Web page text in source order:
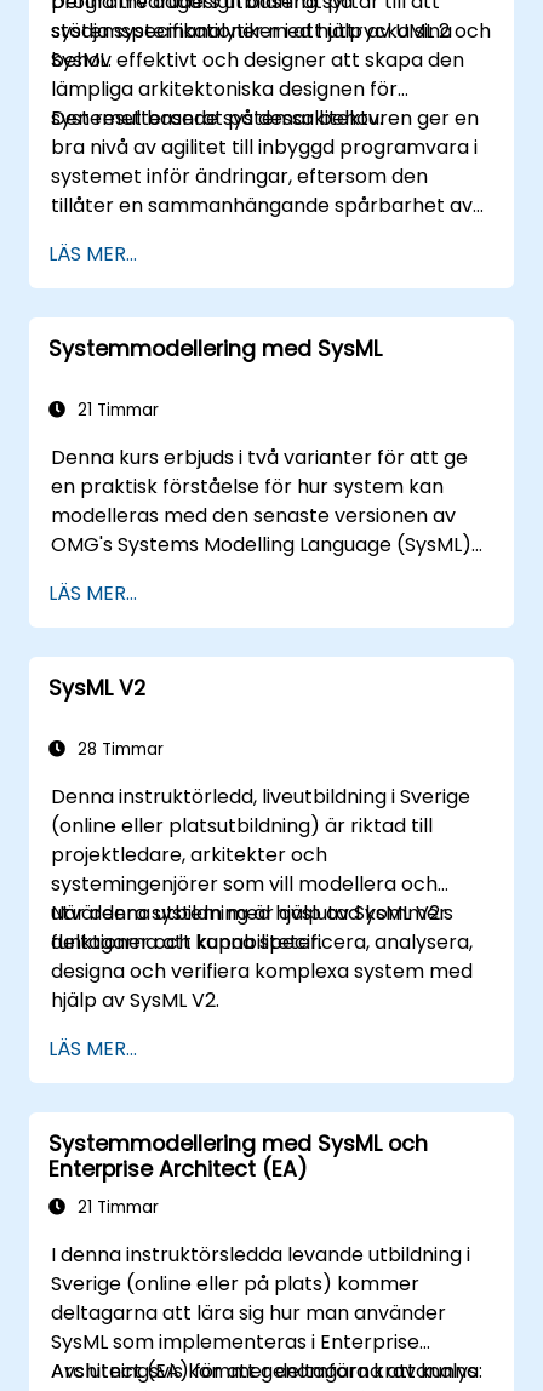
systemspecifikationer med hjälp av UML 2 och
SysML.
stödja systemanalytiker i att uttrycka sina
behov effektivt och designer att skapa den
lämpliga arkitektoniska designen för
systemet baserat på dessa behov.
Den resulterande systemarkitekturen ger en
bra nivå av agilitet till inbyggd programvara i
systemet inför ändringar, eftersom den
tillåter en sammanhängande spårbarhet av
systemfunktioner och användningsval
(användarfallet) från slutanvändare till
programvarugörandets nivå.
LÄS MER...
Systemmodellering med SysML
21 Timmar
Denna kurs erbjuds i två varianter för att ge
en praktisk förståelse för hur system kan
modelleras med den senaste versionen av
OMG's Systems Modelling Language (SysML)
underliggande semantik förklaras på ett sätt
som gör att studenterna kan tillämpa vad de
lär sig på någon lämplig
systemmodelleringsmetod eller verktyg.
LÄS MER...
SysML V2
28 Timmar
Denna instruktörledd, liveutbildning i Sverige
(online eller platsutbildning) är riktad till
projektledare, arkitekter och
systemingenjörer som vill modellera och
utvärdera system med hjälp av SysML V2:s
funktioner och kapabiliteter.
När denna utbildning är avslutad kommer
deltagarna att kunna specificera, analysera,
designa och verifiera komplexa system med
hjälp av SysML V2.
LÄS MER...
Systemmodellering med SysML och
Enterprise Architect (EA)
21 Timmar
I denna instruktörsledda levande utbildning i
Sverige (online eller på plats) kommer
deltagarna att lära sig hur man använder
SysML som implementeras i Enterprise
Architect (EA) för att genomföra kravanalys
Avslutningsvis kommer deltagarna att kunna: